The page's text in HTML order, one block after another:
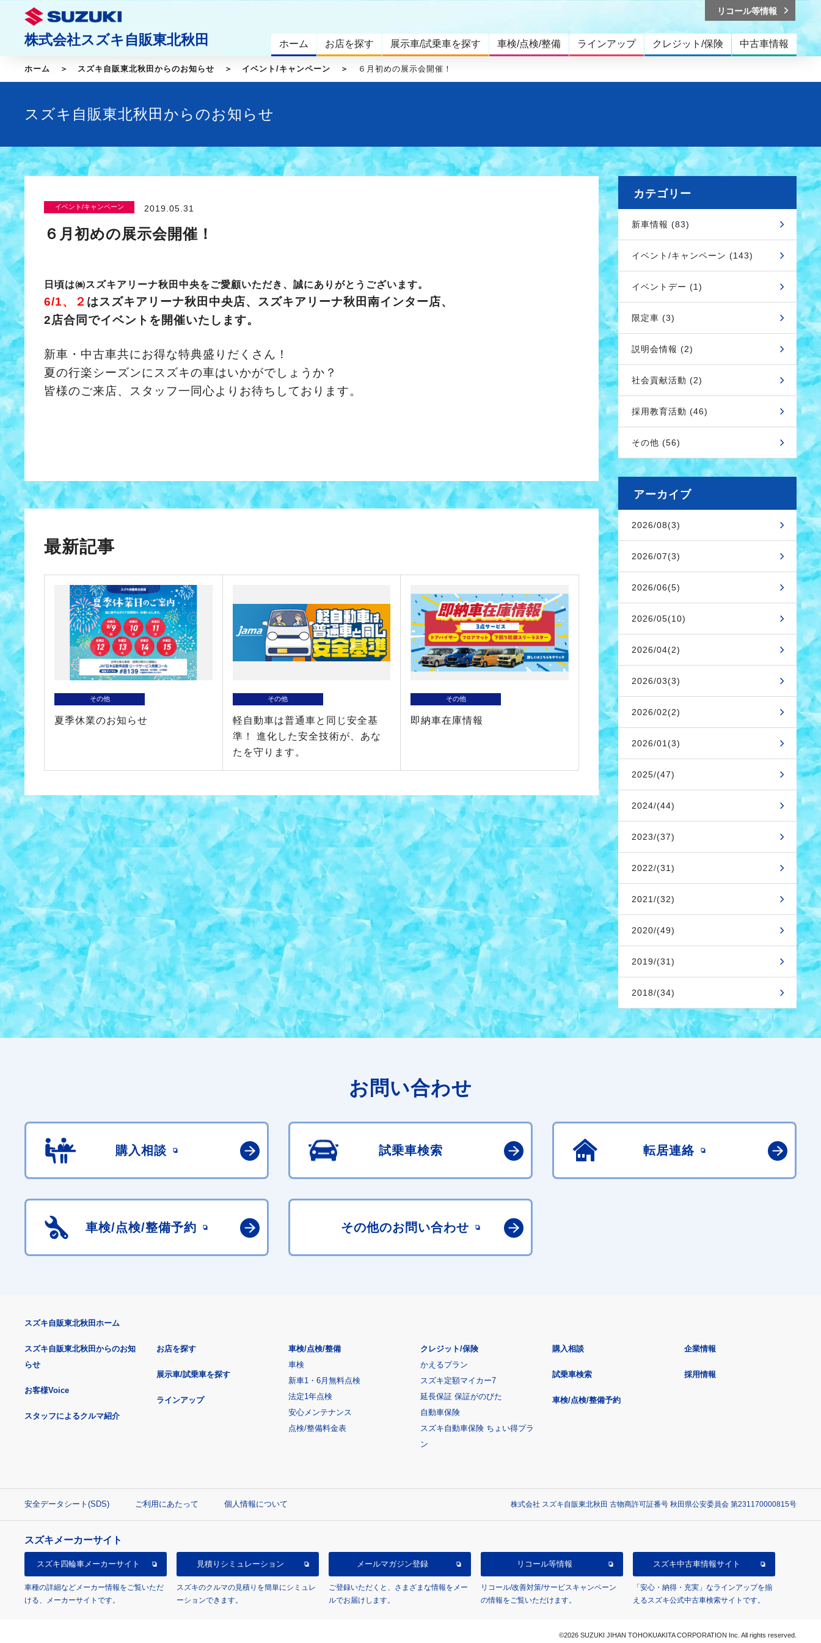
株式会社スズキ自販東北秋田 ホーム お店を探す 展示車/試乗車を探す 車検/点検/整備 ラインアップ クレジット/保険 中古車情報
リコール等情報
ホーム スズキ自販東北秋田からのお知らせ イベント/キャンペーン ６月初めの展示会開催！
スズキ自販東北秋田からのお知らせ
イベント/キャンペーン 2019.05.31
６月初めの展示会開催！
日頃は㈱スズキアリーナ秋田中央をご愛顧いただき、誠にありがとうございます。
6/1、２ はスズキアリーナ秋田中央店、 スズキアリーナ秋田南インター店、
2店合同でイベントを開催いたします。
新車・中古車共にお得な特典盛りだくさん！
夏の行楽シーズンにスズキの車はいかがでしょうか？
皆様のご来店、スタッフ一同心よりお待ちしております。
最新記事
その他
夏季休業のお知らせ
その他
軽自動車は普通車と同じ安全基
準！ 進化した安全技術が、あな
たを守ります。
その他
即納車在庫情報
カテゴリー
新車情報 (83)
イベント/キャンペーン (143)
イベントデー (1)
限定車 (3)
説明会情報 (2)
社会貢献活動 (2)
採用教育活動 (46)
その他 (56)
アーカイブ
2026/08(3)
2026/07(3)
2026/06(5)
2026/05(10)
2026/04(2)
2026/03(3)
2026/02(2)
2026/01(3)
2025/(47)
2024/(44)
2023/(37)
2022/(31)
2021/(32)
2020/(49)
2019/(31)
2018/(34)
お問い合わせ
購入相談 試乗車検索 転居連絡
車検/点検/整備予約 その他のお問い合わせ
スズキ自販東北秋田ホーム
スズキ自販東北秋田からのお知
らせ
お客様Voice
スタッフによるクルマ紹介
お店を探す
展示車/試乗車を探す
ラインアップ
車検/点検/整備
車検
新車1・6月無料点検
法定1年点検
安心メンテナンス
点検/整備料金表
クレジット/保険
かえるプラン
スズキ定額マイカー7
延長保証 保証がのびた
自動車保険
スズキ自動車保険 ちょい得プラ
ン
購入相談
試乗車検索
車検/点検/整備予約
企業情報
採用情報
安全データシート(SDS) ご利用にあたって 個人情報について 株式会社 スズキ自販東北秋田 古物商許可証番号 秋田県公安委員会 第231170000815号
スズキメーカーサイト
スズキ四輪車メーカーサイト
車種の詳細などメーカー情報をご覧いただ
ける、メーカーサイトです。
見積り シミュレーション
スズキのクルマの見積りを簡単にシミュレ
ーションできます。
メールマガジン登録
ご登録いただくと、さまざまな情報をメー
ルでお届けします。
リコール等情報
リコール/改善対策/サービスキャンペーン
の情報をご覧いただけます。
スズキ中古車情報サイト
「安心・納得・充実」なラインアップを揃
えるスズキ公式中古車検索サイトです。
©2026 SUZUKI JIHAN TOHOKUAKITA CORPORATION Inc. All rights reserved.